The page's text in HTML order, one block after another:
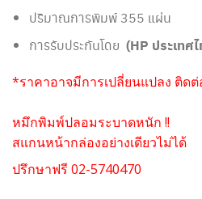
ปริมาณการพิมพ์ 355 แผ่น
การรับประกันโดย (HP ประเทศ
*ราคาอาจมีการเปลี่ยนแปลง ติด
หมึกพิมพ์ปลอมระบาดหนัก !!
สแกนหน้ากล่องอย่างเดียวไม่ได้
ปรึกษาฟรี 02-5740470